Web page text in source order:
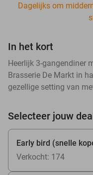
Dagelijks om
In het kort
Heerlijk 3-gangendiner
Brasserie De Markt in
gezellige setting van
Selecteer jouw
Early bird (snelle
Verkocht: 174